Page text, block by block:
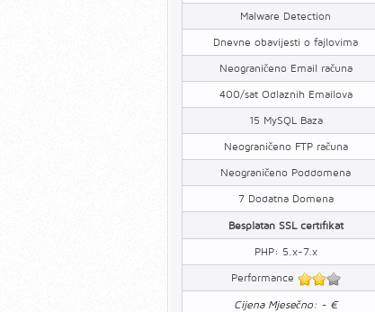
Malware Detection
Dnevne obavijesti o fajlovima
Neograničeno Email računa
400/sat Odlaznih Emailova
15 MySQL Baza
Neograničeno FTP računa
Neograničeno Poddomena
7 Dodatna Domena
Besplatan SSL certifikat
PHP: 5.x-7.x
Performance
Cijena Mjesečno: - €